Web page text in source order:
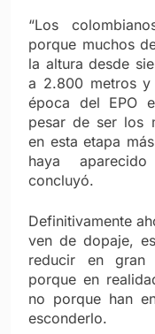
“Los
porque muchos
la altura desde
a 2.800 metros y
época del EPO
pesar de ser los
en esta etapa
haya
concluyó.
Definitivamente
ven de dopaje,
reducir en gran
porque en
no porque han
esconderlo.